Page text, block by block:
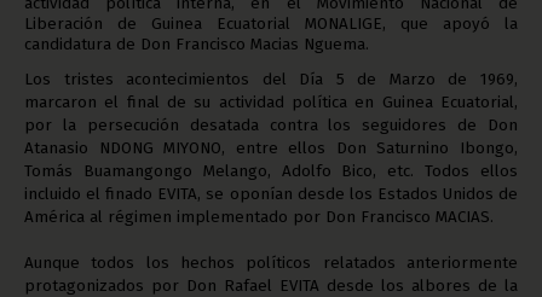
Liberación de Guinea Ecuatorial MONALIGE, que apoyó la
candidatura de Don Francisco Macias Nguema.
Los tristes acontecimientos del Día 5 de Marzo de 1969,
marcaron el final de su actividad política en Guinea Ecuatorial,
por la persecución desatada contra los seguidores de Don
Atanasio NDONG MIYONO, entre ellos Don Saturnino Ibongo,
Tomás Buamangongo Melango, Adolfo Bico, etc. Todos ellos
incluido el finado EVITA, se oponían desde los Estados Unidos de
América al régimen implementado por Don Francisco MACIAS.
Aunque todos los hechos políticos relatados anteriormente
protagonizados por Don Rafael EVITA desde los albores de la